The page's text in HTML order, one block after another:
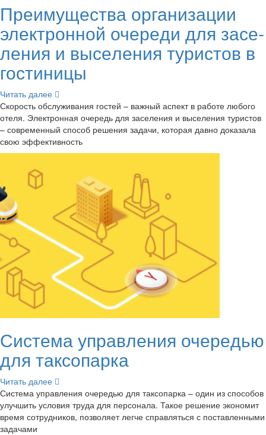
Пре­иму­ще­ства ор­га­ни­за­ции
элек­трон­ной оче­ре­ди для за­се­
ле­ния и вы­се­ле­ния ту­ри­стов в
го­сти­ни­цы
Чи­тать далее
Ско­рость об­слу­жи­ва­ния го­стей – важ­ный ас­пект в ра­бо­те лю­бо­го
отеля. Элек­трон­ная оче­редь для за­се­ле­ния и вы­се­ле­ния ту­ри­стов
– со­вре­мен­ный спо­соб ре­ше­ния за­да­чи, ко­то­рая давно до­ка­за­ла
свою эф­фек­тив­ность
Си­сте­ма управ­ле­ния оче­ре­дью
для так­со­пар­ка
Чи­тать далее
Си­сте­ма управ­ле­ния оче­ре­дью для так­со­пар­ка – один из спо­со­бов
улуч­шить усло­вия труда для пер­со­на­ла. Такое ре­ше­ние эко­но­мит
время со­труд­ни­ков, поз­во­ля­ет легче справ­лять­ся с по­став­лен­ны­ми
за­да­ча­ми